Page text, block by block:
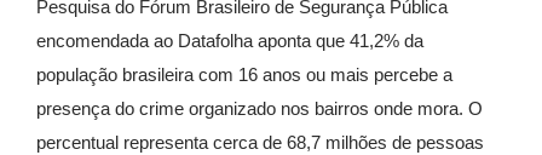
Pesquisa do Fórum Brasileiro de Segurança Pública
encomendada ao Datafolha aponta que 41,2% da
população brasileira com 16 anos ou mais percebe a
presença do crime organizado nos bairros onde mora. O
percentual representa cerca de 68,7 milhões de pessoas